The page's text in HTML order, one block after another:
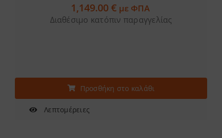
1,149.00€ με ΦΠΑ
Διαθέσιμο κατόπιν παραγγελίας
Προσθήκη στο καλάθι
Λεπτομέρειες